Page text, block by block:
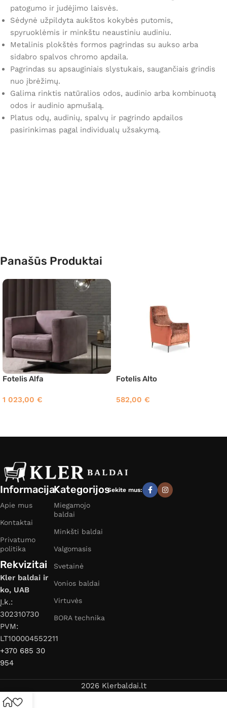
patogumo ir judėjimo laisvės.
Sėdynė užpildyta aukštos kokybės putomis,
spyruoklėmis ir minkštu neaustiniu audiniu.
Metalinis plokštės formos pagrindas su aukso arba
sidabro spalvos chromo apdaila.
Pagrindas su apsauginiais slystukais, saugančiais grindis
nuo įbrėžimų.
Galima rinktis natūralios odos, audinio arba kombinuotą
odos ir audinio apmušalą.
Platus odų, audinių, spalvų ir pagrindo apdailos
pasirinkimas pagal individualų užsakymą.
Panašūs Produktai
Fotelis Alfa
1 023,00 €
Fotelis Alto
582,00 €
Informacija
Apie mus
Kontaktai
Privatumo
politika
Rekvizitai
Kler baldai ir
ko, UAB
Į.k.:
302310730
PVM:
LT100004552211
+370 685 30
954
Kategorijos
Miegamojo
baldai
Minkšti baldai
Valgomasis
Svetainė
Vonios baldai
Virtuvės
BORA technika
Sekite mus:
2026 Klerbaldai.lt